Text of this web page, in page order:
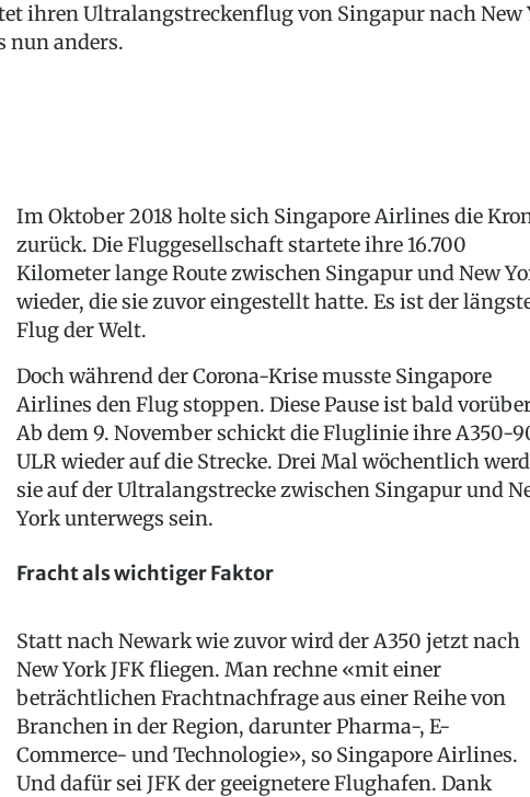
ihren Ultralangstreckenflug von Singapur nach New
nun anders.
Im Oktober 2018 holte sich Singapore Airlines die
zurück. Die Fluggesellschaft startete ihre 16.700
Kilometer lange Route zwischen Singapur und New
wieder, die sie zuvor eingestellt hatte. Es ist der
Flug der Welt.
Doch während der Corona-Krise musste Singapore
Airlines den Flug stoppen. Diese Pause ist bald
Ab dem 9. November schickt die Fluglinie ihre A350-
ULR wieder auf die Strecke. Drei Mal wöchentlich
sie auf der Ultralangstrecke zwischen Singapur und
York unterwegs sein.
Fracht als wichtiger Faktor
Statt nach Newark wie zuvor wird der A350 jetzt nach
New York JFK fliegen. Man rechne «mit einer
beträchtlichen Frachtnachfrage aus einer Reihe von
Branchen in der Region, darunter Pharma-, E-
Commerce- und Technologie», so Singapore Airlines.
Und dafür sei JFK der geeignetere Flughafen. Dank